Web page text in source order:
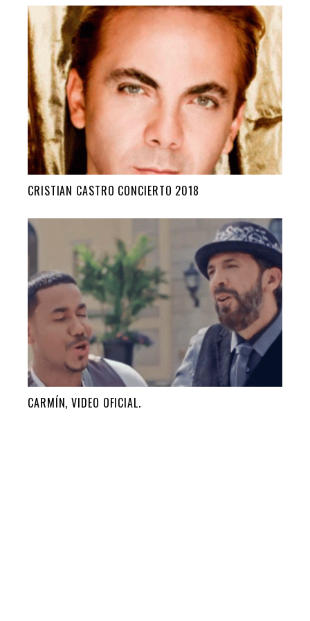
CRISTIAN CASTRO CONCIERTO 2018
CARMÍN, VIDEO OFICIAL.